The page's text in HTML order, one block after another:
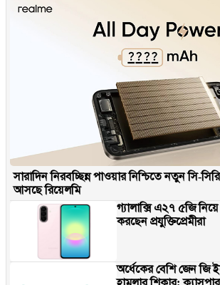
সারাদিন নিরবচ্ছিন্ন পাওয়ার নিশ্চিতে নতুন সি-
আসছে রিয়েলমি
গ্যালাক্সি এ২৭ ৫জি নিয়ে
করছেন প্রযুক্তিপ্রেমীরা
অর্ধেকের বেশি জেন জি